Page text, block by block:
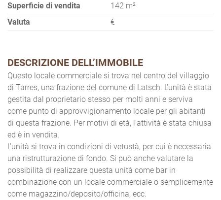
Superficie di vendita
142 m²
Valuta
€
DESCRIZIONE DELL’IMMOBILE
Questo locale commerciale si trova nel centro del villaggio
di Tarres, una frazione del comune di Latsch. L'unità è stata
gestita dal proprietario stesso per molti anni e serviva
come punto di approvvigionamento locale per gli abitanti
di questa frazione. Per motivi di età, l'attività è stata chiusa
ed è in vendita.
L'unità si trova in condizioni di vetustà, per cui è necessaria
una ristrutturazione di fondo. Si può anche valutare la
possibilità di realizzare questa unità come bar in
combinazione con un locale commerciale o semplicemente
come magazzino/deposito/officina, ecc.